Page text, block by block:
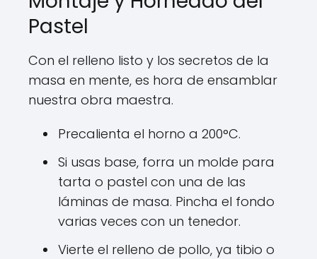
Pastel
Con el relleno listo y los secretos de la
masa en mente, es hora de ensamblar
nuestra obra maestra.
Precalienta el horno a 200°C.
Si usas base, forra un molde para
tarta o pastel con una de las
láminas de masa. Pincha el fondo
varias veces con un tenedor.
Vierte el relleno de pollo, ya tibio o